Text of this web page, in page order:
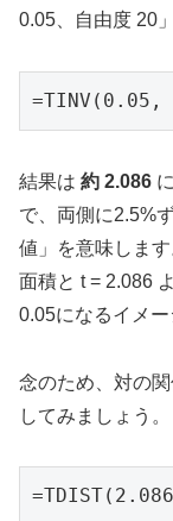
0.05、自由度 20
=TINV(0.05,
結果は 約 2.086
で、両側に2.5%
値」を意味しま
面積と t = 2.086
0.05になるイメー
念のため、対の
してみましょう。